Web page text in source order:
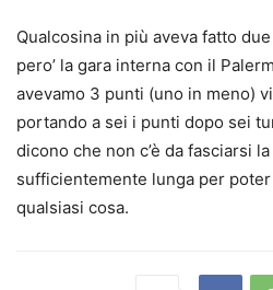
Qualcosina in più aveva fatto
pero’ la gara interna con il
avevamo 3 punti (uno in meno)
portando a sei i punti dopo sei
dicono che non c’è da fasciarsi
sufficientemente lunga per
qualsiasi cosa.